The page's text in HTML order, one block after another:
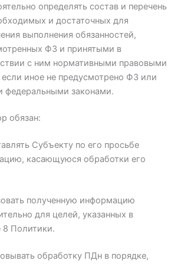
определять состав и перечень
и достаточных для
выполнения обязанностей,
ФЗ и принятыми в
с ним нормативными правовыми
иное не предусмотрено ФЗ или
федеральными законами.
обязан:
Субъекту по его просьбе
касающуюся обработки его
полученную информацию
для целей, указанных в
8 Политики.
обработку ПДн в порядке,